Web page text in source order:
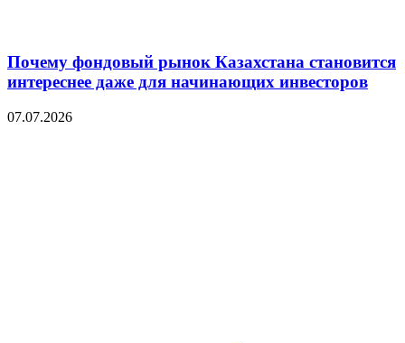
Почему фондовый рынок Казахстана становится
интереснее даже для начинающих инвесторов
07.07.2026